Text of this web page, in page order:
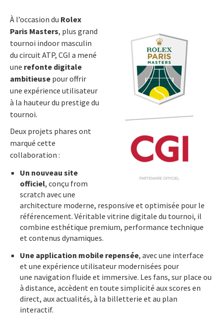
À l’occasion du Rolex
Paris Masters, plus grand
tournoi indoor masculin
du circuit ATP, CGI a mené
une refonte digitale
ambitieuse pour offrir
une expérience utilisateur
à la hauteur du prestige du
tournoi.
Deux projets phares ont
marqué cette
collaboration :
Un nouveau site
officiel, conçu from
scratch avec une
architecture moderne, responsive et optimisée pour le
référencement. Véritable vitrine digitale du tournoi, il
combine esthétique premium, performance technique
et contenus dynamiques.
Une application mobile repensée, avec une interface
et une expérience utilisateur modernisées pour
une navigation fluide et immersive. Les fans, sur place ou
à distance, accèdent en toute simplicité aux scores en
direct, aux actualités, à la billetterie et au plan
interactif.